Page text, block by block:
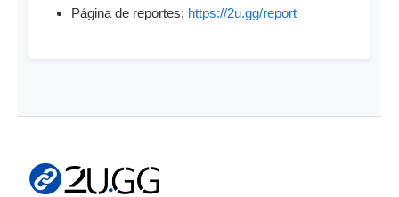
Página de reportes: https://2u.gg/report